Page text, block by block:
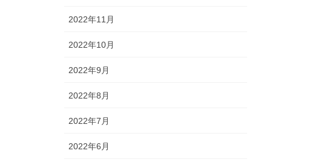
2022年11月
2022年10月
2022年9月
2022年8月
2022年7月
2022年6月